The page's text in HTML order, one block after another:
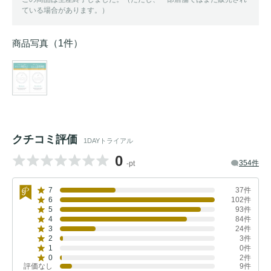
ている場合があります。）
商品写真 （1件）
クチコミ評価 1DAYトライアル
0 -pt 354件
7
37件
6
102件
5
93件
4
84件
3
24件
2
3件
1
0件
0
2件
評価なし
9件